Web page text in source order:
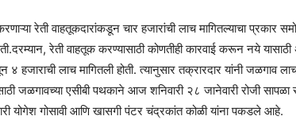
रेती वाहतूकदारांकडून चार हजारांची लाच मागितल्याचा प्रकार
रेती वाहतूक करण्यासाठी कोणतीही कारवाई करून नये
४ हजाराची लाच मागितली होती. त्यानुसार तक्रारदार यांनी जळगाव
जळगावच्या एसीबी पथकाने आज शनिवारी २८ जानेवारी रोजी
योगेश गोसावी आणि खासगी पंटर चंद्रकांत कोळी यांना पकडले आहे.